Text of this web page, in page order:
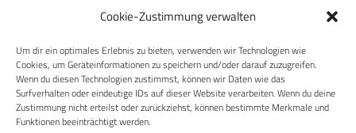
Cookie-Zustimmung verwalten
Um dir ein optimales Erlebnis zu bieten, verwenden wir Technologien wie
Cookies, um Geräteinformationen zu speichern und/oder darauf zuzugreifen.
Wenn du diesen Technologien zustimmst, können wir Daten wie das
Surfverhalten oder eindeutige IDs auf dieser Website verarbeiten. Wenn du deine
Zustimmung nicht erteilst oder zurückziehst, können bestimmte Merkmale und
Funktionen beeinträchtigt werden.
Mitchell NS, Catenacci VA, Wyatt HR, et al.: Obesity:
Overview of an epidemic. Psychiatr Clin North Am
2011; 34 (4): 717 – 732.
Chan, Margaret [Director-General of the World Health
Organization]: The worldwide rise of chronic